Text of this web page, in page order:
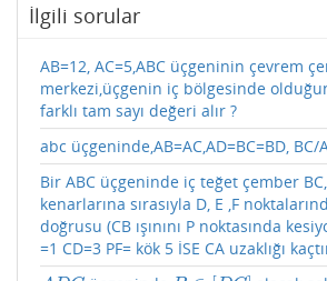
İlgili sorular
AB=12, AC=5,ABC üçgeninin çevrem
merkezi,üçgenin iç bölgesinde
farklı tam sayı değeri alır ?
abc üçgeninde,AB=AC,AD=BC=BD, BC/
Bir ABC üçgeninde iç teğet çember BC,
kenarlarına sırasıyla D, E ,F
doğrusu (CB ışınını P noktasında
=1 CD=3 PF= kök 5 İSE CA uzaklığı